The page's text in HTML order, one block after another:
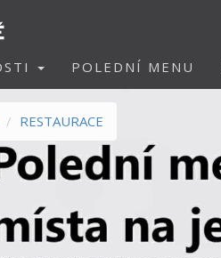
POLEDNÍ MENU
RESTAURACE